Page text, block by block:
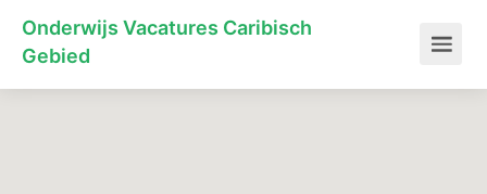
Onderwijs Vacatures Caribisch
Gebied